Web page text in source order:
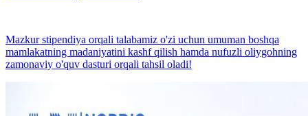
Mazkur stipendiya orqali talabamiz o'zi uchun umuman boshqa
mamlakatning madaniyatini kashf qilish hamda nufuzli oliygohning
zamonaviy o'quv dasturi orqali tahsil oladi!